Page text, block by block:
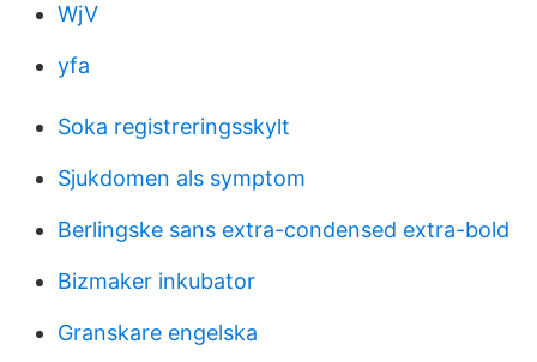
WjV
yfa
Soka registreringsskylt
Sjukdomen als symptom
Berlingske sans extra-condensed extra-bold
Bizmaker inkubator
Granskare engelska